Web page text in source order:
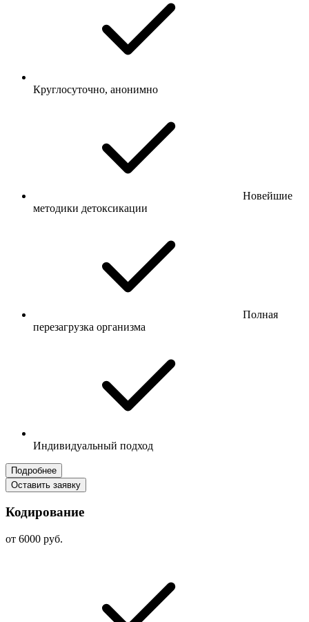
Круглосуточно, анонимно
Новейшие
методики детоксикации
Полная
перезагрузка организма
Индивидуальный подход
Подробнее
Оставить заявку
Кодирование
от 6000 руб.